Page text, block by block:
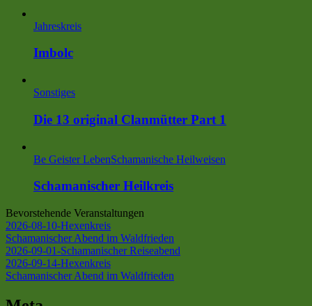
Jahreskreis
Imbolc
Sonstiges
Die 13 original Clanmütter Part 1
Be Geister LebenSchamanische Heilweisen
Schamanischer Heilkreis
Bevorstehende Veranstaltungen
2026-08-10-Hexenkreis
Schamanischer Abend im Waldfrieden
2026-09-01-Schamanischer Reiseabend
2026-09-14-Hexenkreis
Schamanischer Abend im Waldfrieden